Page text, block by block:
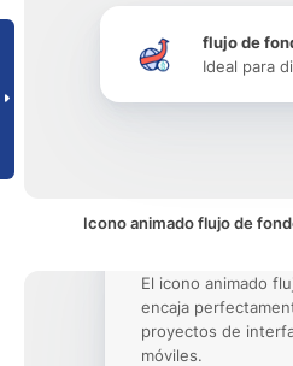
flujo de
Ideal para
Icono animado flujo de
El icono animado
encaja
proyectos de
móviles.